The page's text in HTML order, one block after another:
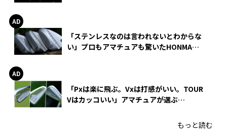
「ステンレスなのは言われないとわからな
い」プロもアマチュアも驚いたHONMA
「Pxは楽に飛ぶ。Vxは打感がいい。TOUR
Vはカッコいい」アマチュアが選ぶ
もっと読む